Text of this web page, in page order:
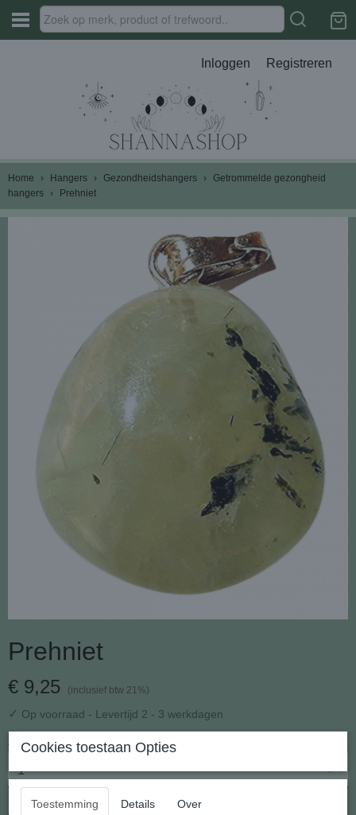
Inloggen Registreren
Home › Hangers › Gezondheidshangers › Getrommelde gezongheid
hangers
› Prehniet
Prehniet
€ 9,25 (inclusief btw 21%)
✓ Op voorraad - Levertijd 2 - 3 werkdagen
AantalCookies toestaan Opties
Toestemming Details Over